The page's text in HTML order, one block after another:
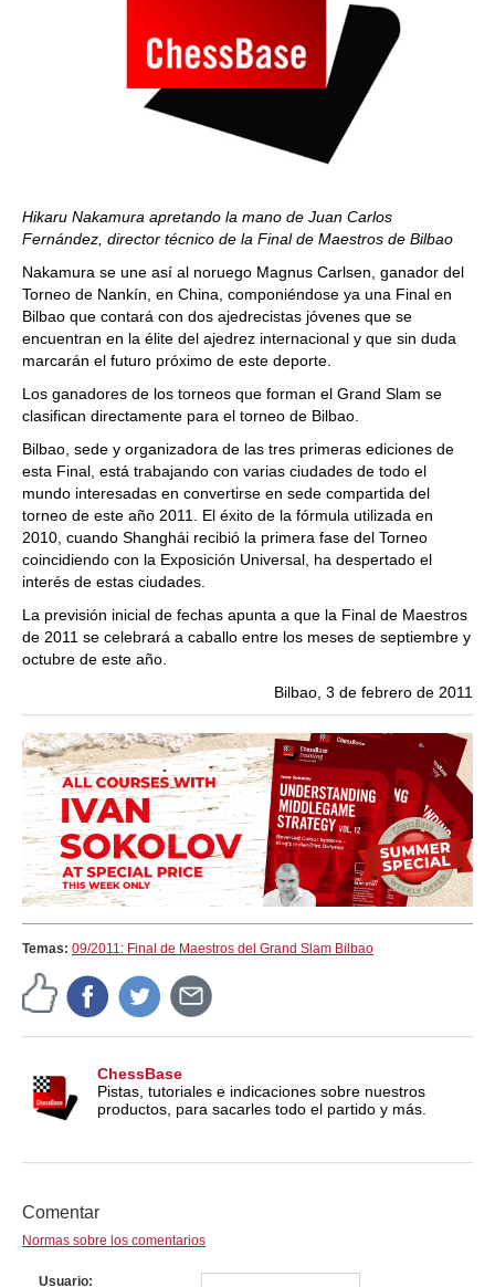
Hikaru Nakamura apretando la mano de Juan Carlos
Fernández, director técnico de la Final de Maestros de Bilbao
Nakamura se une así al noruego Magnus Carlsen, ganador del
Torneo de Nankín, en China, componiéndose ya una Final en
Bilbao que contará con dos ajedrecistas jóvenes que se
encuentran en la élite del ajedrez internacional y que sin duda
marcarán el futuro próximo de este deporte.
Los ganadores de los torneos que forman el Grand Slam se
clasifican directamente para el torneo de Bilbao.
Bilbao, sede y organizadora de las tres primeras ediciones de
esta Final, está trabajando con varias ciudades de todo el
mundo interesadas en convertirse en sede compartida del
torneo de este año 2011. El éxito de la fórmula utilizada en
2010, cuando Shanghái recibió la primera fase del Torneo
coincidiendo con la Exposición Universal, ha despertado el
interés de estas ciudades.
La previsión inicial de fechas apunta a que la Final de Maestros
de 2011 se celebrará a caballo entre los meses de septiembre y
octubre de este año.
Bilbao, 3 de febrero de 2011
Temas: 09/2011: Final de Maestros del Grand Slam Bilbao
ChessBase
Pistas, tutoriales e indicaciones sobre nuestros
productos, para sacarles todo el partido y más.
Comentar
Normas sobre los comentarios
Usuario